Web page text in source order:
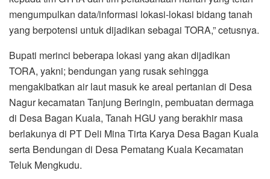
mengumpulkan data/informasi lokasi-lokasi bidang tanah
yang berpotensi untuk dijadikan sebagai TORA,” cetusnya.
Bupati merinci beberapa lokasi yang akan dijadikan
TORA, yakni; bendungan yang rusak sehingga
mengakibatkan air laut masuk ke areal pertanian di Desa
Nagur kecamatan Tanjung Beringin, pembuatan dermaga
di Desa Bagan Kuala, Tanah HGU yang berakhir masa
berlakunya di PT Deli Mina Tirta Karya Desa Bagan Kuala
serta Bendungan di Desa Pematang Kuala Kecamatan
Teluk Mengkudu.